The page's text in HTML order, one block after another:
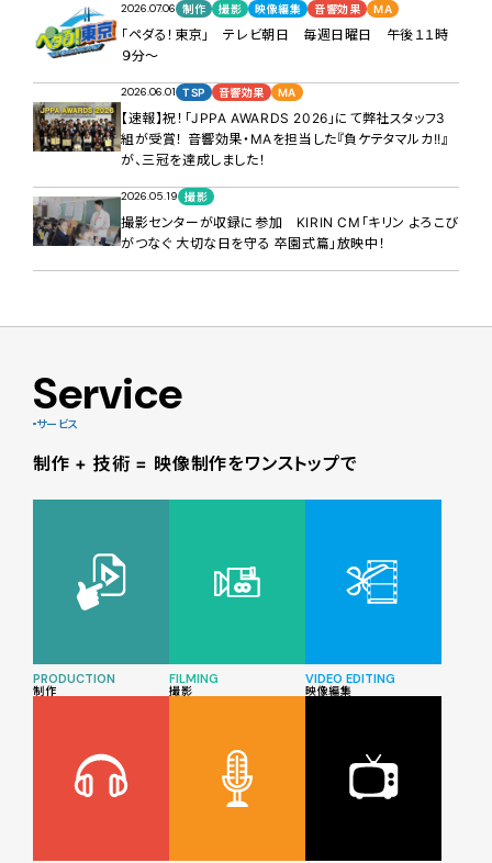
2026.07.06 制作 撮影 映像編集 音響効果 MA
「ペダる！東京」 テレビ朝日 毎週日曜日 午後１１時
９分～
2026.06.01 TSP 音響効果 MA
【速報】祝！「JPPA AWARDS 2026」にて弊社スタッフ3
組が受賞！ 音響効果・MAを担当した『負ケテタマルカ!!』
が、三冠を達成しました！
2026.05.19 撮影
撮影センターが収録に参加 KIRIN CM「キリン よろこび
がつなぐ 大切な日を守る 卒園式篇」放映中！
Service
サービス
制作 + 技術 = 映像制作をワンストップで
PRODUCTION
制作
FILMING
撮影
VIDEO EDITING
映像編集